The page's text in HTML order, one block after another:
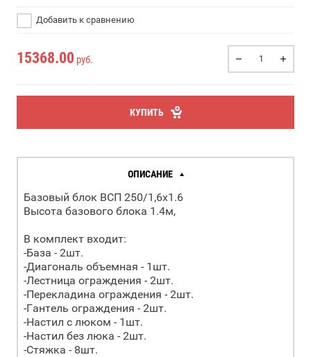
Добавить к сравнению
15368.00 руб.
КУПИТЬ
ОПИСАНИЕ
Базовый блок ВСП 250/1,6х1.6
Высота базового блока 1.4м,
В комплект входит:
-База - 2шт.
-Диагональ объемная - 1шт.
-Лестница ограждения - 2шт.
-Перекладина ограждения - 2шт.
-Гантель ограждения - 2шт.
-Настил с люком - 1шт.
-Настил без люка - 2шт.
-Стяжка - 8шт.